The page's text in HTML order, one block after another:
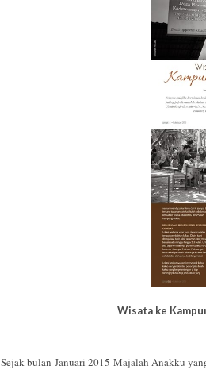
Wisata ke
Sejak bulan Januari 2015 Majalah Anakku